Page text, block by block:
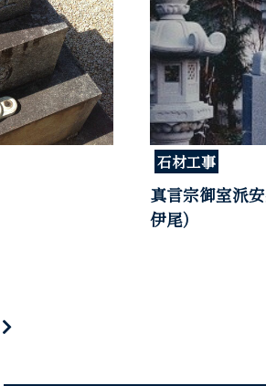
石材工事
真言宗御室派
伊尾）